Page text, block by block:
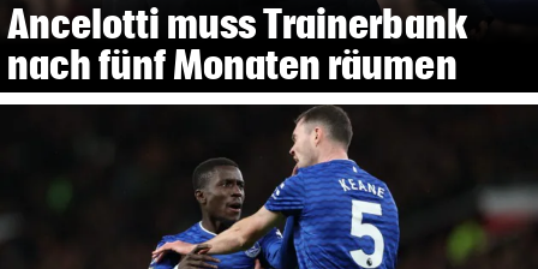
Ancelotti muss Trainerbank
nach fünf Monaten räumen